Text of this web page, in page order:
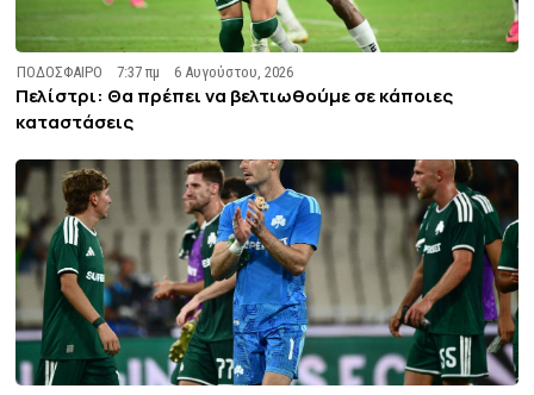
ΠΟΔΟΣΦΑΙΡΟ 7:37 πμ 6 Αυγούστου, 2026
Πελίστρι: Θα πρέπει να βελτιωθούμε σε κάποιες
καταστάσεις